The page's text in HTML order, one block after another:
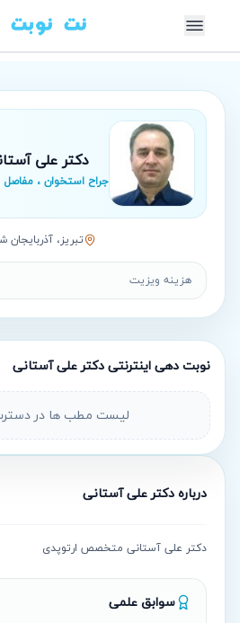
دکتر علی
جراح استخوان ، مفاصل
تبريز، آذربایجان
هزینه ویزیت
نوبت‌ دهی اینترنتیدکتر علی آستانی
لیست مطب ها در
دربارهدکتر علی آستانی
دکتر علی آستانی متخصص ارتوپدى
سوابق علمی